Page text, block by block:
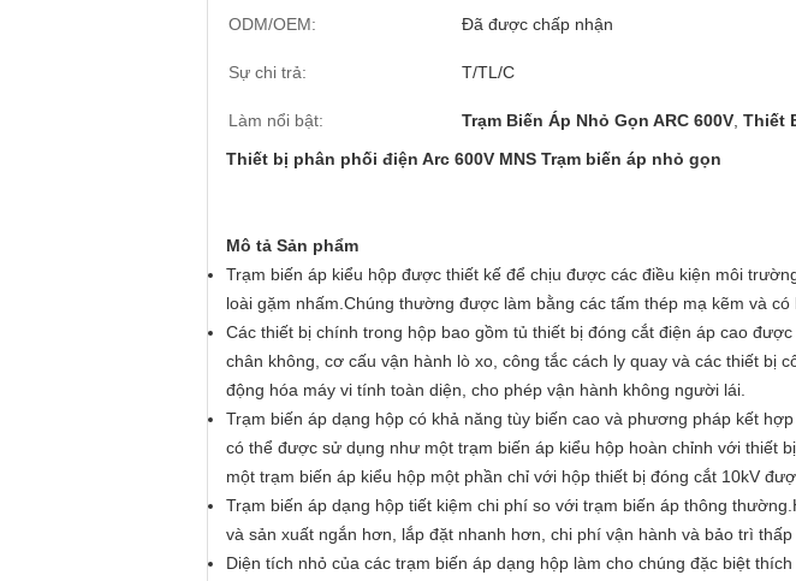
ODM/OEM: Đã được chấp nhận
Sự chi trả: T/TL/C
Làm nổi bật: Trạm Biến Áp Nhỏ Gọn ARC 600V Thiết
Thiết bị phân phối điện Arc 600V MNS Trạm biến áp nhỏ gọn
Mô tả Sản phẩm
Trạm biến áp kiểu hộp được thiết kế để chịu được các điều kiện môi
loài gặm nhấm.Chúng thường được làm bằng các tấm thép mạ kẽm và
Các thiết bị chính trong hộp bao gồm tủ thiết bị đóng cắt điện áp cao
chân không, cơ cấu vận hành lò xo, công tắc cách ly quay và các thiết
động hóa máy vi tính toàn diện, cho phép vận hành không người lái.
Trạm biến áp dạng hộp có khả năng tùy biến cao và phương pháp kết
có thể được sử dụng như một trạm biến áp kiểu hộp hoàn chỉnh với thiết
một trạm biến áp kiểu hộp một phần chỉ với hộp thiết bị đóng cắt 10kV
Trạm biến áp dạng hộp tiết kiệm chi phí so với trạm biến áp thông
và sản xuất ngắn hơn, lắp đặt nhanh hơn, chi phí vận hành và bảo trì thấp
Diện tích nhỏ của các trạm biến áp dạng hộp làm cho chúng đặc biệt